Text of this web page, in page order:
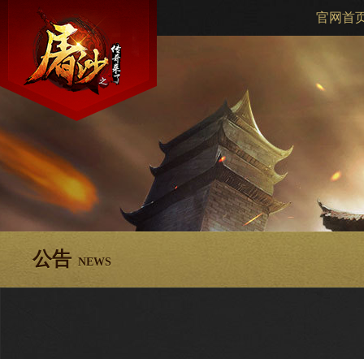
官网首
公告 NEWS